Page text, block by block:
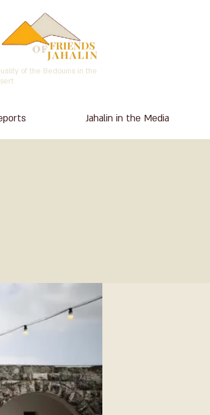
of the Bedouins in the
Jahalin in the Media